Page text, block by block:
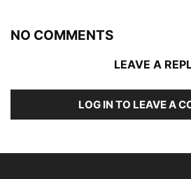
NO COMMENTS
LEAVE A
LOG IN TO LEAVE A